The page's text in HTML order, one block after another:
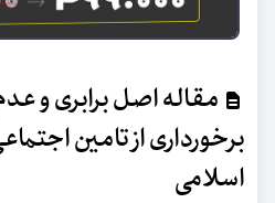
مقاله اصل برابری و
برخورداری از تامین
اسلامی